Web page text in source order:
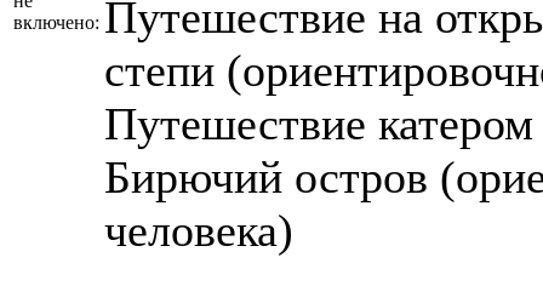
включено: Путешествие на
степи
Путешествие
Бирючий остров
человека)